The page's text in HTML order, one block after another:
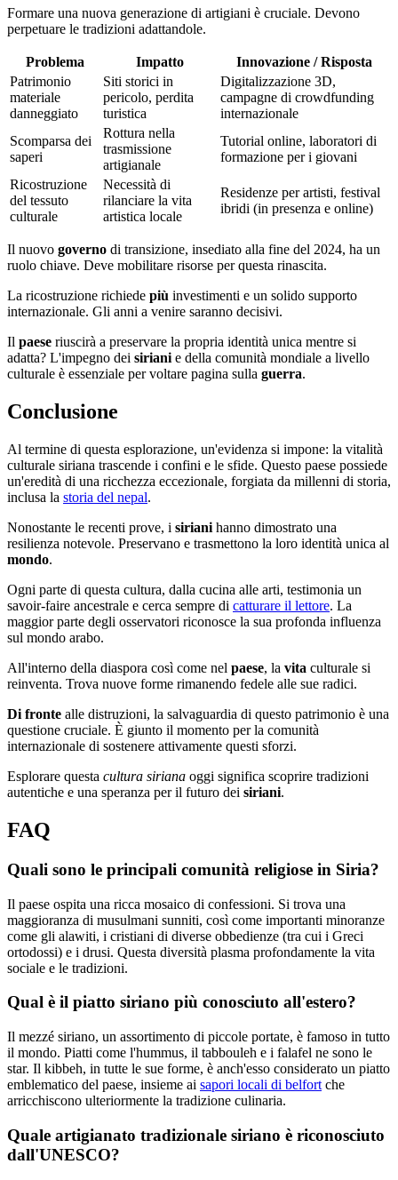
Formare una nuova generazione di artigiani è cruciale. Devono
perpetuare le tradizioni adattandole.
Problema Impatto
Innovazione / Risposta
Patrimonio
materiale
danneggiato
Siti storici in
pericolo, perdita
turistica
Digitalizzazione 3D,
campagne di crowdfunding
internazionale
Scomparsa dei
saperi
Rottura nella
trasmissione
artigianale
Tutorial online, laboratori di
formazione per i giovani
Ricostruzione
del tessuto
culturale
Necessità di
rilanciare la vita
artistica locale
Residenze per artisti, festival
ibridi (in presenza e online)
Il nuovo governo di transizione, insediato alla fine del 2024, ha un
ruolo chiave. Deve mobilitare risorse per questa rinascita.
La ricostruzione richiede più investimenti e un solido supporto
internazionale. Gli anni a venire saranno decisivi.
Il paese riuscirà a preservare la propria identità unica mentre si
adatta? L'impegno dei siriani e della comunità mondiale a livello
culturale è essenziale per voltare pagina sulla guerra.
Conclusione
Al termine di questa esplorazione, un'evidenza si impone: la vitalità
culturale siriana trascende i confini e le sfide. Questo paese possiede
un'eredità di una ricchezza eccezionale, forgiata da millenni di storia,
inclusa la storia del nepal.
Nonostante le recenti prove, i siriani hanno dimostrato una
resilienza notevole. Preservano e trasmettono la loro identità unica al
mondo.
Ogni parte di questa cultura, dalla cucina alle arti, testimonia un
savoir-faire ancestrale e cerca sempre di catturare il lettore. La
maggior parte degli osservatori riconosce la sua profonda influenza
sul mondo arabo.
All'interno della diaspora così come nel paese, la vita culturale si
reinventa. Trova nuove forme rimanendo fedele alle sue radici.
Di fronte alle distruzioni, la salvaguardia di questo patrimonio è una
questione cruciale. È giunto il momento per la comunità
internazionale di sostenere attivamente questi sforzi.
Esplorare questa cultura siriana oggi significa scoprire tradizioni
autentiche e una speranza per il futuro dei siriani.
FAQ
Quali sono le principali comunità religiose in Siria?
Il paese ospita una ricca mosaico di confessioni. Si trova una
maggioranza di musulmani sunniti, così come importanti minoranze
come gli alawiti, i cristiani di diverse obbedienze (tra cui i Greci
ortodossi) e i drusi. Questa diversità plasma profondamente la vita
sociale e le tradizioni.
Qual è il piatto siriano più conosciuto all'estero?
Il mezzé siriano, un assortimento di piccole portate, è famoso in tutto
il mondo. Piatti come l'hummus, il tabbouleh e i falafel ne sono le
star. Il kibbeh, in tutte le sue forme, è anch'esso considerato un piatto
emblematico del paese, insieme ai sapori locali di belfort che
arricchiscono ulteriormente la tradizione culinaria.
Quale artigianato tradizionale siriano è riconosciuto
dall'UNESCO?